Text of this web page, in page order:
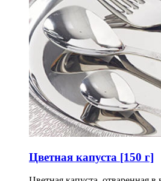
Цветная капуста [150 г]